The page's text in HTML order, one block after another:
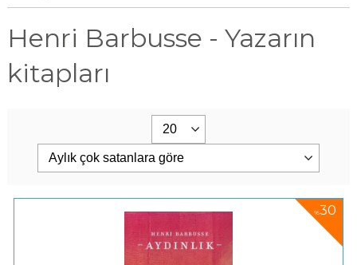
Henri Barbusse - Yazarın
kitapları
%30